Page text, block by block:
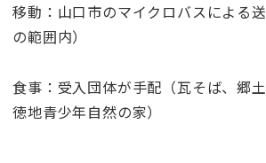
移動：山口市のマイクロバスによる
の範囲内）
食事：受入団体が手配（瓦そば、郷
徳地青少年自然の家）